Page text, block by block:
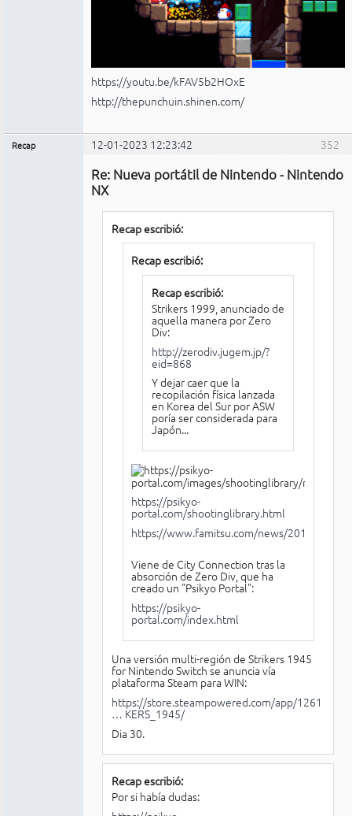
https://youtu.be/kFAV5b2HOxE
http://thepunchuin.shinen.com/
352
Recap 12-01-2023 12:23:42
Re: Nueva portátil de Nintendo - Nintendo
NX
Recap escribió:
Recap escribió:
Recap escribió:
Strikers 1999, anunciado de
aquella manera por Zero
Div:
http://zerodiv.jugem.jp/?
eid=868
Y dejar caer que la
recopilación física lanzada
en Korea del Sur por ASW
poría ser considerada para
Japón...
https://psikyo-
portal.com/shootinglibrary.html
https://www.famitsu.com/news/201904/
Viene de City Connection tras la
absorción de Zero Div, que ha
creado un "Psikyo Portal":
https://psikyo-
portal.com/index.html
Una versión multi-región de Strikers 1945
for Nintendo Switch se anuncia vía
plataforma Steam para WIN:
https://store.steampowered.com/app/1261
… KERS_1945/
Dia 30.
Recap escribió:
Por si había dudas: